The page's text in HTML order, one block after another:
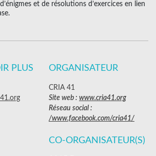
et de résolutions d’exercices en lien
PLUS ORGANISATEUR
CRIA 41
Site web : www.cria41.org
Réseau social :
/www.facebook.com/cria41/
CO-ORGANISATEUR(S)